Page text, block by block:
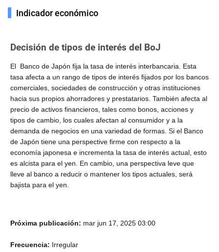
Indicador económico
Decisión de tipos de interés del BoJ
El Banco de Japón fija la tasa de interés interbancaria. Esta
tasa afecta a un rango de tipos de interés fijados por los bancos
comerciales, sociedades de construcción y otras instituciones
hacia sus propios ahorradores y prestatarios. También afecta al
precio de activos financieros, tales como bonos, acciones y
tipos de cambio, los cuales afectan al consumidor y a la
demanda de negocios en una variedad de formas. Si el Banco
de Japón tiene una perspective firme con respecto a la
economía japonesa e incrementa la tasa de interés actual, esto
es alcista para el yen. En cambio, una perspectiva leve que
lleve al banco a reducir o mantener los tipos actuales, será
bajista para el yen.
Próxima publicación: mar jun 17, 2025 03:00
Frecuencia: Irregular